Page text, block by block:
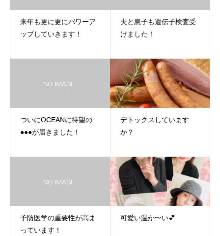
来年も更に更にパワーア
ップしていきます！
夫と息子も遺伝子検査受
けました！
ついにOCEANに待望の
●●●が届きました！
デトックスしています
か？
予防医学の重要性が高ま
っています！
可愛い温か〜い💕